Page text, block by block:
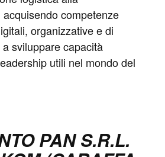
competenze
organizzative e di
sviluppare capacità
utili nel mondo del
PAN S.R.L.